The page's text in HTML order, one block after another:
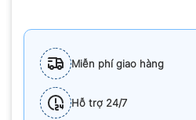
Miễn phí giao hàng
Hỗ trợ 24/7